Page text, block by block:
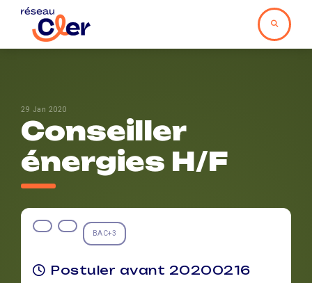
29 Jan 2020
Conseiller
énergies H/F
BAC+3
Postuler avant 20200216